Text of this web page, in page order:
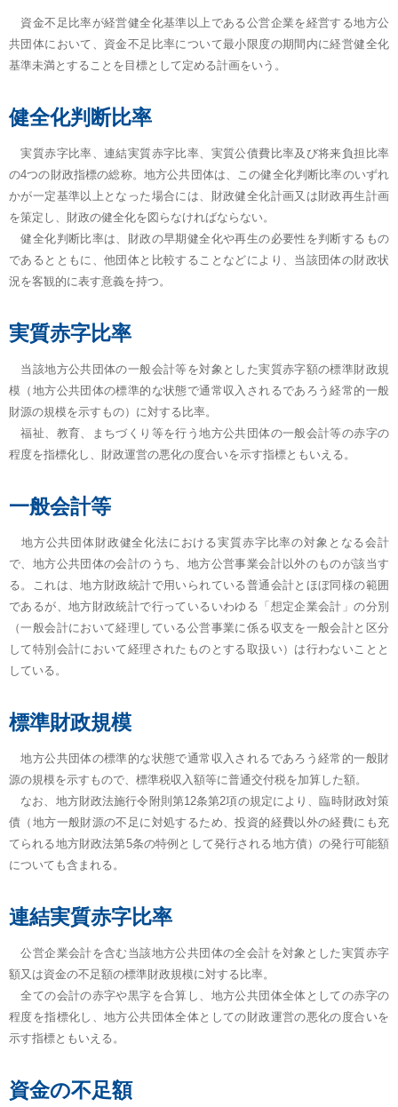
資金不足比率が経営健全化基準以上である公営企業を経営する地方公
共団体において、資金不足比率について最小限度の期間内に経営健全化
基準未満とすることを目標として定める計画をいう。
健全化判断比率
実質赤字比率、連結実質赤字比率、実質公債費比率及び将来負担比率
の4つの財政指標の総称。地方公共団体は、この健全化判断比率のいずれ
かが一定基準以上となった場合には、財政健全化計画又は財政再生計画
を策定し、財政の健全化を図らなければならない。
健全化判断比率は、財政の早期健全化や再生の必要性を判断するもの
であるとともに、他団体と比較することなどにより、当該団体の財政状
況を客観的に表す意義を持つ。
実質赤字比率
当該地方公共団体の一般会計等を対象とした実質赤字額の標準財政規
模（地方公共団体の標準的な状態で通常収入されるであろう経常的一般
財源の規模を示すもの）に対する比率。
福祉、教育、まちづくり等を行う地方公共団体の一般会計等の赤字の
程度を指標化し、財政運営の悪化の度合いを示す指標ともいえる。
一般会計等
地方公共団体財政健全化法における実質赤字比率の対象となる会計
で、地方公共団体の会計のうち、地方公営事業会計以外のものが該当す
る。これは、地方財政統計で用いられている普通会計とほぼ同様の範囲
であるが、地方財政統計で行っているいわゆる「想定企業会計」の分別
（一般会計において経理している公営事業に係る収支を一般会計と区分
して特別会計において経理されたものとする取扱い）は行わないことと
している。
標準財政規模
地方公共団体の標準的な状態で通常収入されるであろう経常的一般財
源の規模を示すもので、標準税収入額等に普通交付税を加算した額。
なお、地方財政法施行令附則第12条第2項の規定により、臨時財政対策
債（地方一般財源の不足に対処するため、投資的経費以外の経費にも充
てられる地方財政法第5条の特例として発行される地方債）の発行可能額
についても含まれる。
連結実質赤字比率
公営企業会計を含む当該地方公共団体の全会計を対象とした実質赤字
額又は資金の不足額の標準財政規模に対する比率。
全ての会計の赤字や黒字を合算し、地方公共団体全体としての赤字の
程度を指標化し、地方公共団体全体としての財政運営の悪化の度合いを
示す指標ともいえる。
資金の不足額